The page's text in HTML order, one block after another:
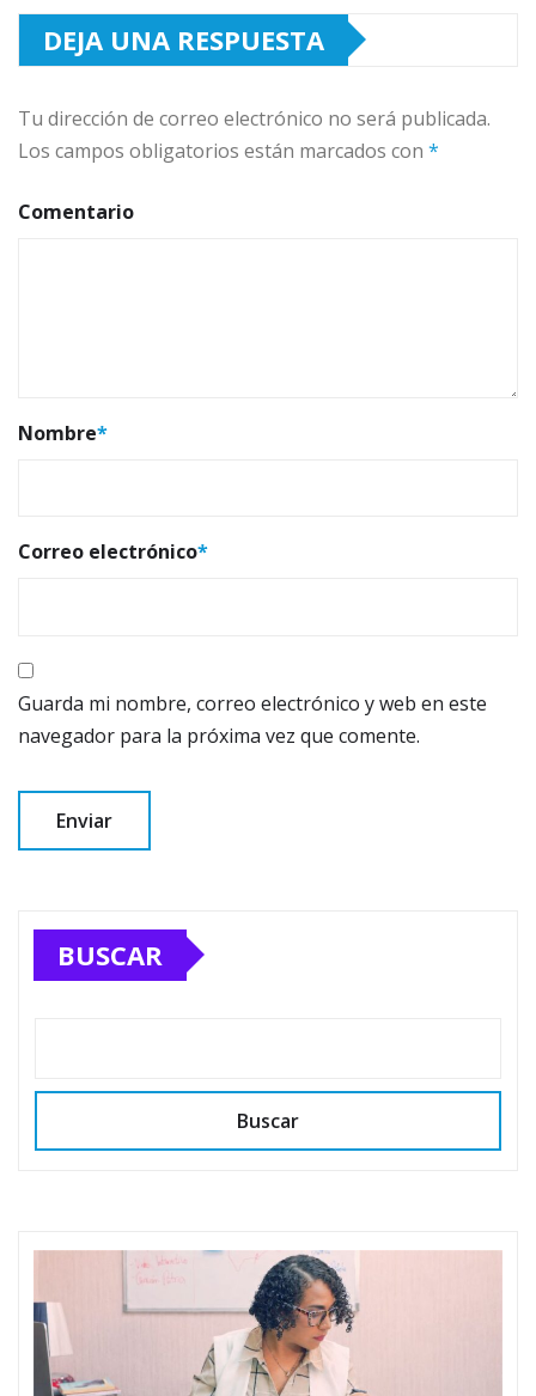
DEJA UNA RESPUESTA
Tu dirección de correo electrónico no será publicada.
Los campos obligatorios están marcados con *
Comentario
Nombre*
Correo electrónico*
Guarda mi nombre, correo electrónico y web en este
navegador para la próxima vez que comente.
BUSCAR
Buscar